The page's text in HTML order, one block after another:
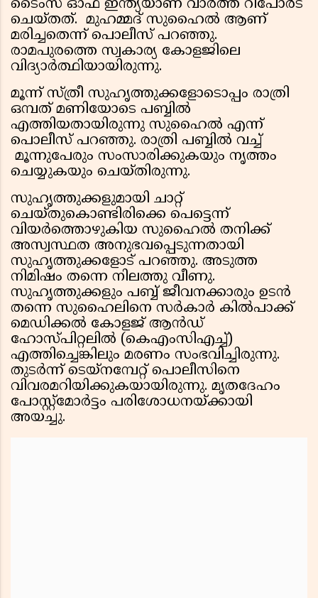
ടൈംസ് ഓഫ് ഇന്ത്യയാണ് വാര്‍ത്ത റിപോര്‍ട്
ചെയ്തത്. മുഹമ്മദ് സുഹൈല്‍ ആണ്
മരിച്ചതെന്ന് പൊലീസ് പറഞ്ഞു.
രാമപുരത്തെ സ്വകാര്യ കോളജിലെ
വിദ്യാര്‍ത്ഥിയായിരുന്നു.
മൂന്ന് സ്ത്രീ സുഹൃത്തുക്കളോടൊപ്പം രാത്രി
ഒമ്പത് മണിയോടെ പബ്ബില്‍
എത്തിയതായിരുന്നു സുഹൈല്‍ എന്ന്
പൊലീസ് പറഞ്ഞു. രാത്രി പബ്ബില്‍ വച്ച്
മൂന്നുപേരും സംസാരിക്കുകയും നൃത്തം
ചെയ്യുകയും ചെയ്തിരുന്നു.
സുഹൃത്തുക്കളുമായി ചാറ്റ്
ചെയ്തുകൊണ്ടിരിക്കെ പെട്ടെന്ന്
വിയര്‍ത്തൊഴുകിയ സുഹൈല്‍ തനിക്ക്
അസ്വസ്ഥത അനുഭവപ്പെടുന്നതായി
സുഹൃത്തുക്കളോട് പറഞ്ഞു. അടുത്ത
നിമിഷം തന്നെ നിലത്തു വീണു.
സുഹൃത്തുക്കളും പബ്ബ് ജീവനക്കാരും ഉടന്‍
തന്നെ സുഹൈലിനെ സര്‍കാര്‍ കില്‍പാക്ക്
മെഡിക്കല്‍ കോളജ് ആന്‍ഡ്
ഹോസ്പിറ്റലില്‍ (കെഎംസിഎച്ച്)
എത്തിച്ചെങ്കിലും മരണം സംഭവിച്ചിരുന്നു.
തുടര്‍ന്ന് ടെയ്‌നമ്പേറ്റ് പൊലീസിനെ
വിവരമറിയിക്കുകയായിരുന്നു. മൃതദേഹം
പോസ്റ്റ്‌മോര്‍ട്ടം പരിശോധനയ്ക്കായി
അയച്ചു.